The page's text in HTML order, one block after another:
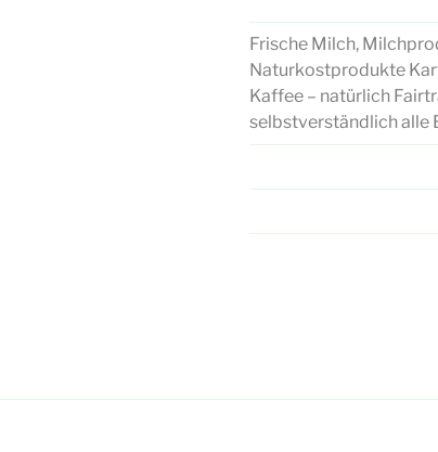
Frische Milch,
Naturkostprodukte
Kaffee – natürlich
selbstverständlich alle